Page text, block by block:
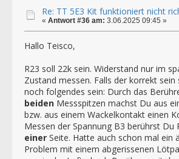
Re: TT 5E3 Kit funktioniert nicht
« Antwort #36 am: 3.06.2025 09:45 »
Hallo Teisco,
R23 soll 22k sein. Widerstand nur im
Zustand messen. Falls der korrekt
noch folgendes sein: Durch das
beiden Messspitzen machst Du aus
bzw. aus einem Wackelkontakt einen
Messen der Spannung B3 berührst Du
einer Seite. Hatte auch schon mal ein
Problem mit einem abgerissenen